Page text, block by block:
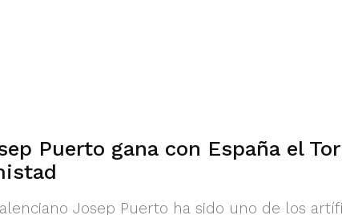
Puerto gana con España el
Josep Puerto ha sido uno de los